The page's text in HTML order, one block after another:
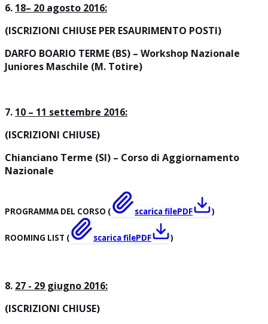
6. 18– 20 agosto 2016:
(ISCRIZIONI CHIUSE PER ESAURIMENTO POSTI)
DARFO BOARIO TERME (BS) – Workshop Nazionale
Juniores Maschile (M. Totire)
7. 10 – 11 settembre 2016:
(ISCRIZIONI CHIUSE)
Chianciano Terme (SI) – Corso di Aggiornamento
Nazionale
PROGRAMMA DEL CORSO ( scarica filePDF )
ROOMING LIST ( scarica filePDF )
8. 27 - 29 giugno 2016:
(ISCRIZIONI CHIUSE)